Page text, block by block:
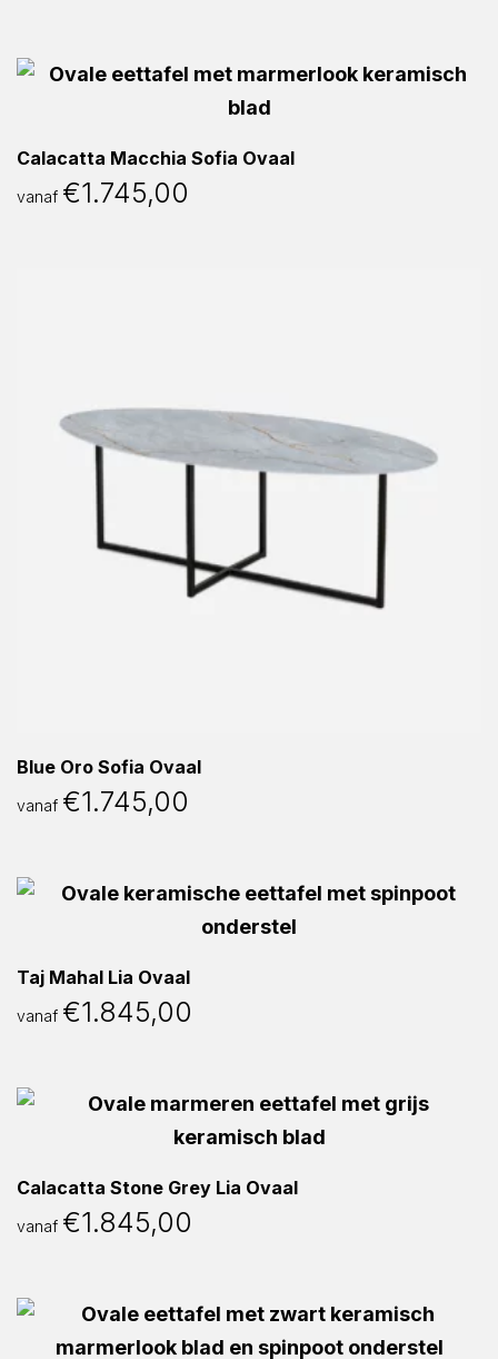
Calacatta Macchia Sofia Ovaal
vanaf €1.745,00
Blue Oro Sofia Ovaal
vanaf €1.745,00
Taj Mahal Lia Ovaal
vanaf €1.845,00
Calacatta Stone Grey Lia Ovaal
vanaf €1.845,00